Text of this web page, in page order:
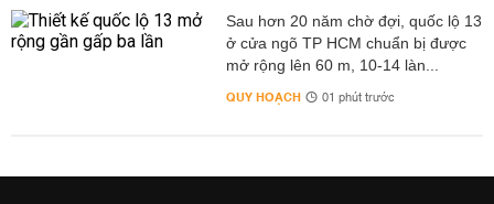
Sau hơn 20 năm chờ đợi, quốc lộ 13
ở cửa ngõ TP HCM chuẩn bị được
mở rộng lên 60 m, 10-14 làn...
QUY HOẠCH 01 phút trước